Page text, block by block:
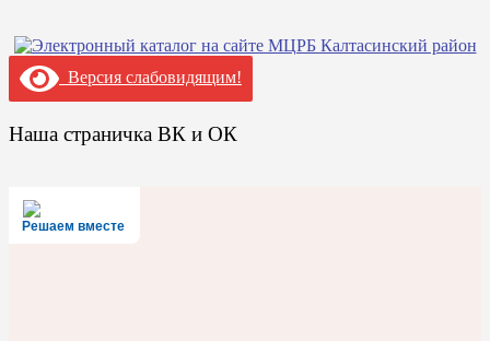
Версия слабовидящим!
Наша страничка ВК и ОК
Решаем вместе